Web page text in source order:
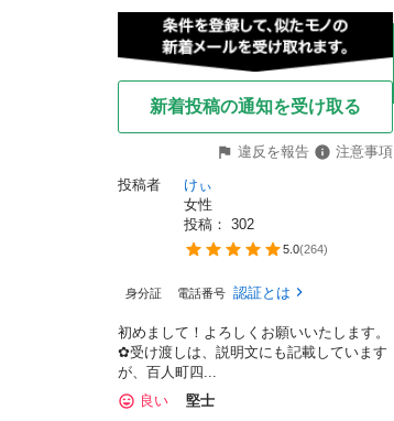
新着投稿の通知を受け取る
違反を報告
注意事項
投稿者
けぃ
女性
投稿： 302
5.0(264)
身分証 電話番号 認証とは
初めまして！よろしくお願いいたします。
✿受け渡しは、説明文にも記載しています
が、百人町四...
良い
堅士